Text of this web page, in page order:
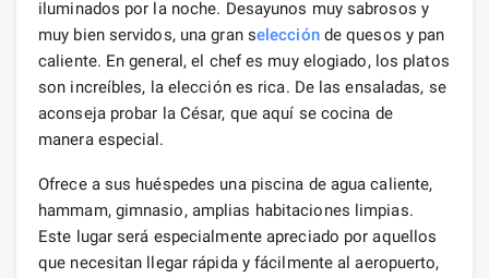
iluminados por la noche. Desayunos muy sabrosos y
muy bien servidos, una gran selecciónde quesos y pan
caliente. En general, el chef es muy elogiado, los platos
son increíbles, la elección es rica. De las ensaladas, se
aconseja probar la César, que aquí se cocina de
manera especial.
Ofrece a sus huéspedes una piscina de agua caliente,
hammam, gimnasio, amplias habitaciones limpias.
Este lugar será especialmente apreciado por aquellos
que necesitan llegar rápida y fácilmente al aeropuerto,